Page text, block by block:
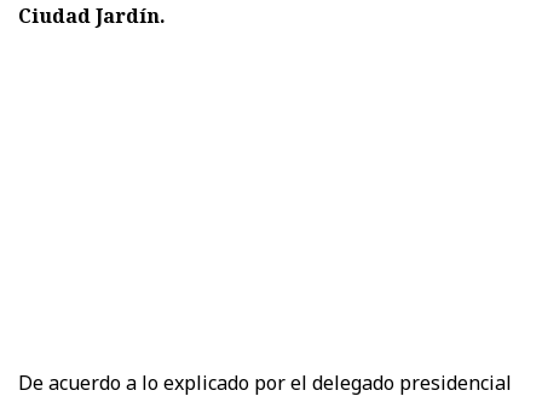
Ciudad Jardín.
De acuerdo a lo explicado por el delegado presidencial